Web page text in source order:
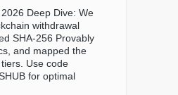
Deep Dive: We
withdrawal
SHA-256 Provably
and mapped the
Use code
for optimal